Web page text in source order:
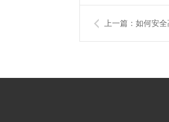
上一篇：如何安